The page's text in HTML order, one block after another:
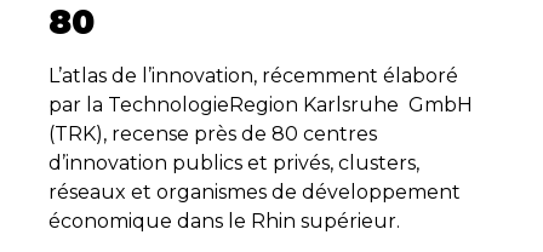
80
L’atlas de l’innovation, récemment élaboré
par la TechnologieRegion Karlsruhe GmbH
(TRK), recense près de 80 centres
d’innovation publics et privés, clusters,
réseaux et organismes de développement
économique dans le Rhin supérieur.